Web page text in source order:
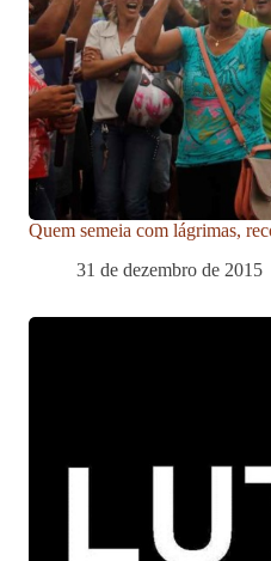
Quem semeia com lágrimas,
31 de dezembro de 2015